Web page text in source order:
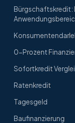
Bürgschaftskredit:
0-Prozent
Sofortkredit
Ratenkredit
Tagesgeld
Baufinanzierung